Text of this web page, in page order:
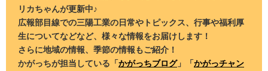
リカちゃんが更新中♪
広報部目線での三陽工業の日常やトピックス、行事や福利厚
生についてなどなど、様々な情報をお届けします！
さらに地域の情報、季節の情報もご紹介！
かがっちが担当している「かがっちブログ」「かがっチャン